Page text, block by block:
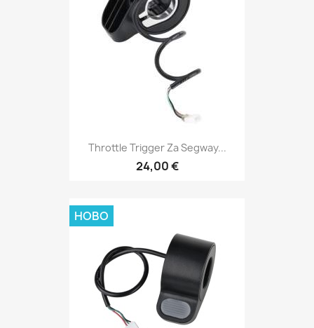
Throttle Trigger Za Segway...
24,00 €
НОВО